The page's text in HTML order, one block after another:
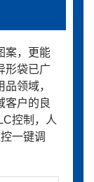
案，更能
形袋已广
领域，
客户的良
控制，人
一键调